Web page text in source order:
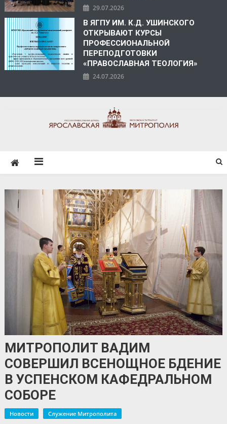
29.07.2026
В ЯГПУ ИМ. К.Д. УШИНСКОГО
ОТКРЫВАЮТ КУРСЫ
ПРОФЕССИОНАЛЬНОЙ
ПЕРЕПОДГОТОВКИ
«ПРАВОСЛАВНАЯ ТЕОЛОГИЯ»
24.07.2026
МИТРОПОЛИТ ВАДИМ
СОВЕРШИЛ ВСЕНОЩНОЕ БДЕНИЕ
В УСПЕНСКОМ КАФЕДРАЛЬНОМ
СОБОРЕ
Новости Служение Митрополита